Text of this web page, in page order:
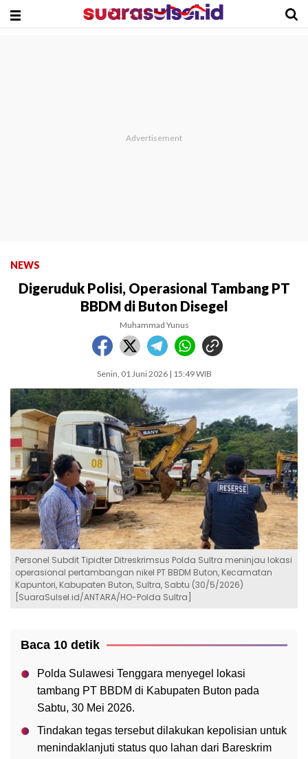
NEWS
Digeruduk Polisi, Operasional Tambang PT
BBDM di Buton Disegel
Muhammad Yunus
Senin, 01 Juni 2026 | 15:49 WIB
Personel Subdit Tipidter Ditreskrimsus Polda Sultra meninjau lokasi
operasional pertambangan nikel PT BBDM Buton, Kecamatan
Kapuntori, Kabupaten Buton, Sultra, Sabtu (30/5/2026)
[SuaraSulsel.id/ANTARA/HO-Polda Sultra]
Baca 10 detik
Polda Sulawesi Tenggara menyegel lokasi
tambang PT BBDM di Kabupaten Buton pada
Sabtu, 30 Mei 2026.
Tindakan tegas tersebut dilakukan kepolisian untuk
menindaklanjuti status quo lahan dari Bareskrim